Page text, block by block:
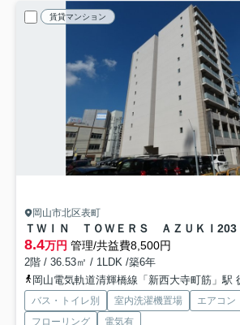
賃貸マンション
岡山市北区表町
ＴＷＩＮ ＴＯＷＥＲＳ ＡＺＵＫＩ 203
8.4万円 管理/共益費8,500円
2階 / 36.53㎡ / 1LDK /築6年
岡山電気軌道清輝橋線「新西大寺町筋」駅
バス・トイレ別 室内洗濯機置場 エアコン
フローリング
電気有